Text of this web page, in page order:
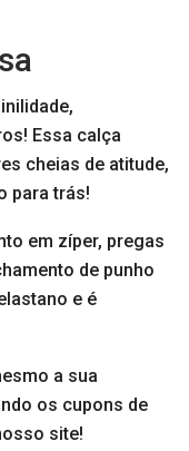
Essa calça
cheias de atitude,
para trás!
em zíper, pregas
de punho
e é
a sua
os cupons de
site!